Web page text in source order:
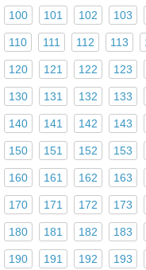
100 101 102 103
110 111 112 113
120 121 122 123
130 131 132 133
140 141 142 143
150 151 152 153
160 161 162 163
170 171 172 173
180 181 182 183
190 191 192 193